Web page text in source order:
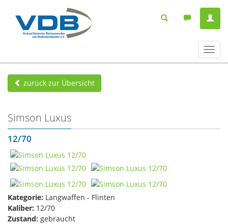
ein-/
zurück zur Übersicht
Simson Luxus
12/70
Kategorie: Langwaffen - Flinten
Kaliber: 12/70
Zustand: gebraucht